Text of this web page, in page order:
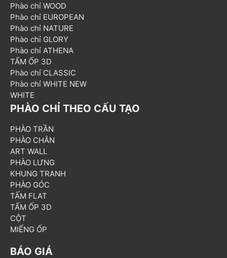
Phào chỉ WOOD
Phào chỉ EUROPEAN
Phào chỉ NATURE
Phào chỉ GLORY
Phào chỉ ATHENA
TẤM ỐP 3D
Phào chỉ CLASSIC
Phào chỉ WHITE NEW
WHITE
PHÀO CHỈ THEO CẤU TẠO
PHÀO TRẦN
PHÀO CHÂN
ART WALL
PHÀO LƯNG
KHUNG TRANH
PHÀO GÓC
TẤM FLAT
TẤM ỐP 3D
CỘT
MIẾNG ỐP
BÁO GIÁ